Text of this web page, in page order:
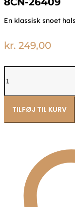
En klassisk snoet
kr. 249,00
ROPE
3mm
rustfrit
stål
8CN-
TILFØJ TIL KURV